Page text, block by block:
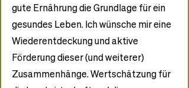
gute Ernährung die Grundlage für ein
gesundes Leben. Ich wünsche mir eine
Wiederentdeckung und aktive
Förderung dieser (und weiterer)
Zusammenhänge. Wertschätzung für